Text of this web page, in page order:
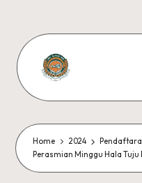
content
S
M
K
S
#SeMeSradiHati
Home 2024
Perasmian Minggu Hala